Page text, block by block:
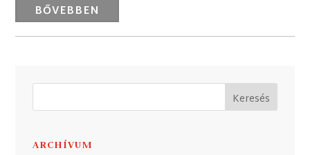
BŐVEBBEN
ARCHÍVUM